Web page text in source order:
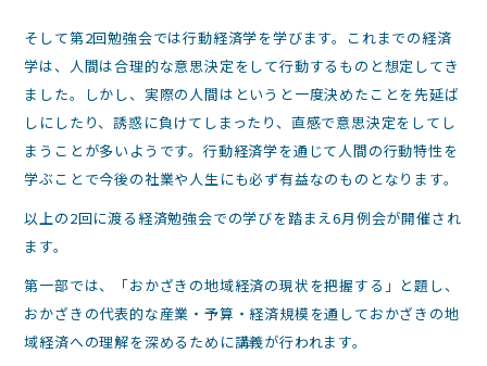
そして第2回勉強会では行動経済学を学びます。これまでの経済
学は、人間は合理的な意思決定をして行動するものと想定してき
ました。しかし、実際の人間はというと一度決めたことを先延ば
しにしたり、誘惑に負けてしまったり、直感で意思決定をしてし
まうことが多いようです。行動経済学を通じて人間の行動特性を
学ぶことで今後の社業や人生にも必ず有益なのものとなります。
以上の2回に渡る経済勉強会での学びを踏まえ6月例会が開催され
ます。
第一部では、「おかざきの地域経済の現状を把握する」と題し、
おかざきの代表的な産業・予算・経済規模を通しておかざきの地
域経済への理解を深めるために講義が行われます。